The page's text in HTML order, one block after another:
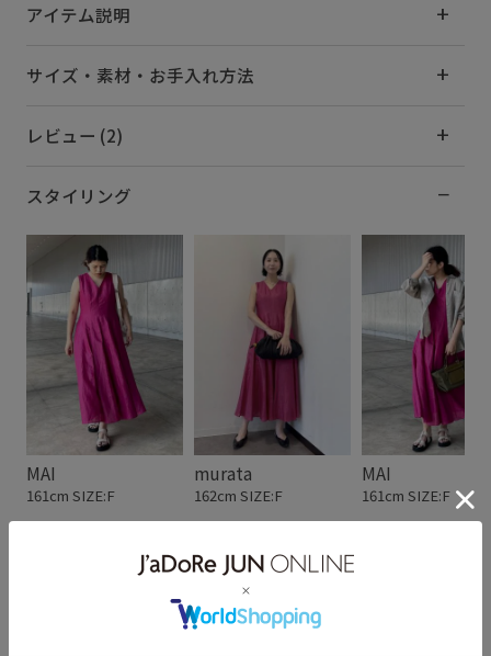
アイテム説明
サイズ・素材・お手入れ方法
レビュー (2)
スタイリング
MAI
161cm SIZE:F
murata
162cm SIZE:F
MAI
161cm SIZE:F
スタッフレビュー